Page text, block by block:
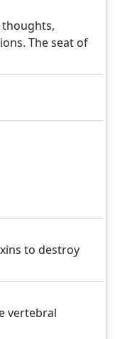
The seat of
to destroy
vertebral